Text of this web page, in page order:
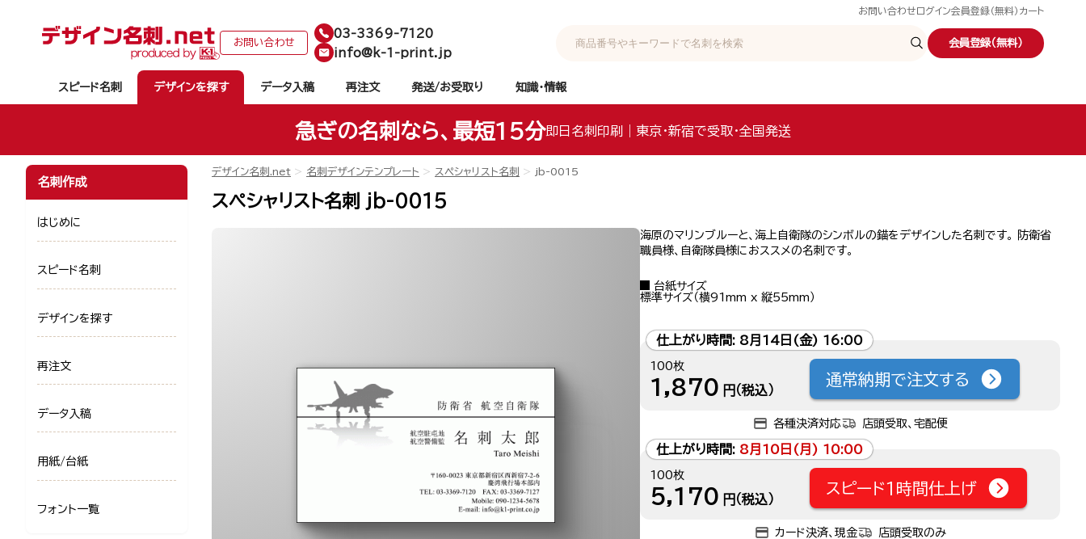
お問い合わせ ログイン会員登録（無料） カート
お問い合わせ
03-3369-7120
info@k-1-print.jp
会員登録（無料）
スピード名刺 デザインを探す データ入稿 再注文 発送/お受取り 知識・情報
急ぎの名刺なら、最短15分即日名刺印刷｜東京・新宿で受取・全国発送
デザイン名刺.net 名刺デザインテンプレート スペシャリスト名刺 jb-0015
スペシャリスト名刺 jb-0015
海原のマリンブルーと、海上自衛隊のシンボルの錨をデザインした名刺です。 防衛省
職員様、自衛隊員様におススメの名刺です。
台紙サイズ
標準サイズ（横91mm x 縦55mm）
仕上がり時間: 8月14日(金) 16:00
100枚
1,870 円（税込）
通常納期で注文する
各種決済対応 店頭受取、宅配便
仕上がり時間: 8月10日(月) 10:00
100枚
5,170 円（税込）
スピード1時間仕上げ
カード決済、現金 店頭受取のみ
名刺作成
はじめに
スピード名刺
デザインを探す
再注文
データ入稿
用紙/台紙
フォント一覧